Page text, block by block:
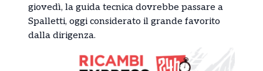
giovedì, la guida tecnica dovrebbe passare a
Spalletti, oggi considerato il grande favorito
dalla dirigenza.